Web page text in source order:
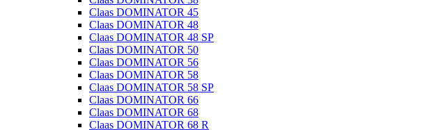
Claas DOMINATOR 45
Claas DOMINATOR 48
Claas DOMINATOR 48 SP
Claas DOMINATOR 50
Claas DOMINATOR 56
Claas DOMINATOR 58
Claas DOMINATOR 58 SP
Claas DOMINATOR 66
Claas DOMINATOR 68
Claas DOMINATOR 68 R